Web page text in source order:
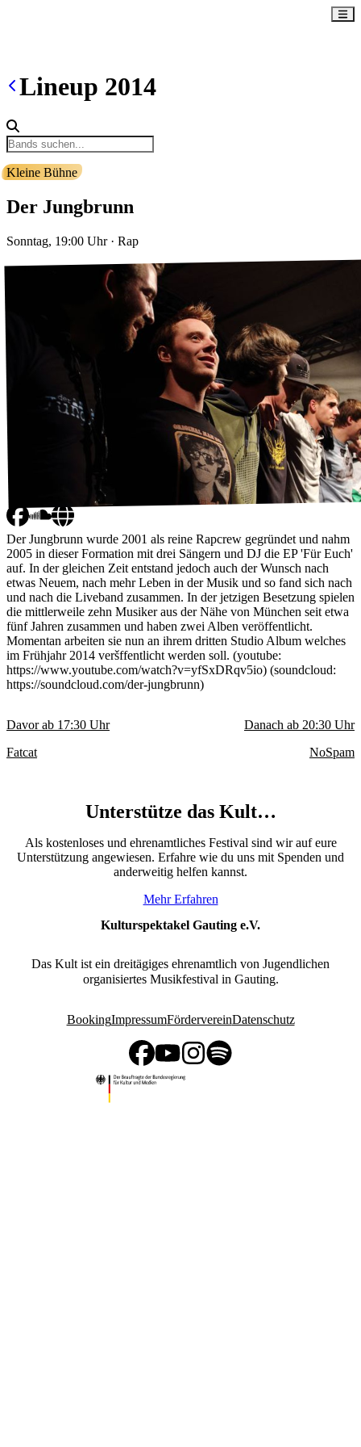
Lineup 2014
Kleine Bühne
Der Jungbrunn
Sonntag, 19:00 Uhr· Rap
Der Jungbrunn wurde 2001 als reine Rapcrew gegründet und nahm
2005 in dieser Formation mit drei Sängern und DJ die EP 'Für Euch'
auf. In der gleichen Zeit entstand jedoch auch der Wunsch nach
etwas Neuem, nach mehr Leben in der Musik und so fand sich nach
und nach die Liveband zusammen. In der jetzigen Besetzung spielen
die mittlerweile zehn Musiker aus der Nähe von München seit etwa
fünf Jahren zusammen und haben zwei Alben veröffentlicht.
Momentan arbeiten sie nun an ihrem dritten Studio Album welches
im Frühjahr 2014 veršffentlicht werden soll. (youtube:
https://www.youtube.com/watch?v=yfSxDRqv5io) (soundcloud:
https://soundcloud.com/der-jungbrunn)
Davor ab 17:30 Uhr
Fatcat
Danach ab 20:30 Uhr
NoSpam
Unterstütze das Kult…
Als kostenloses und ehrenamtliches Festival sind wir auf eure
Unterstützung angewiesen. Erfahre wie du uns mit Spenden und
anderweitig helfen kannst.
Mehr Erfahren
Kulturspektakel Gauting e.V.
Das Kult ist ein dreitägiges ehrenamtlich von Jugendlichen
organisiertes Musikfestival in Gauting.
BookingImpressumFördervereinDatenschutz